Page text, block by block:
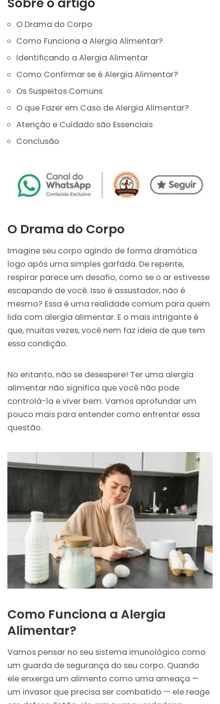
O Drama do Corpo
Como Funciona a Alergia Alimentar?
Identificando a Alergia Alimentar
Como Confirmar se é Alergia Alimentar?
Os Suspeitos Comuns
O que Fazer em Caso de Alergia Alimentar?
Atenção e Cuidado são Essenciais
Conclusão
O Drama do Corpo
Imagine seu corpo agindo de forma dramática
logo após uma simples garfada. De repente,
respirar parece um desafio, como se o ar estivesse
escapando de você. Isso é assustador, não é
mesmo? Essa é uma realidade comum para quem
lida com alergia alimentar. E o mais intrigante é
que, muitas vezes, você nem faz ideia de que tem
essa condição.
No entanto, não se desespere! Ter uma alergia
alimentar não significa que você não pode
controlá-la e viver bem. Vamos aprofundar um
pouco mais para entender como enfrentar essa
questão.
Como Funciona a Alergia
Alimentar?
Vamos pensar no seu sistema imunológico como
um guarda de segurança do seu corpo. Quando
ele enxerga um alimento como uma ameaça —
um invasor que precisa ser combatido — ele reage